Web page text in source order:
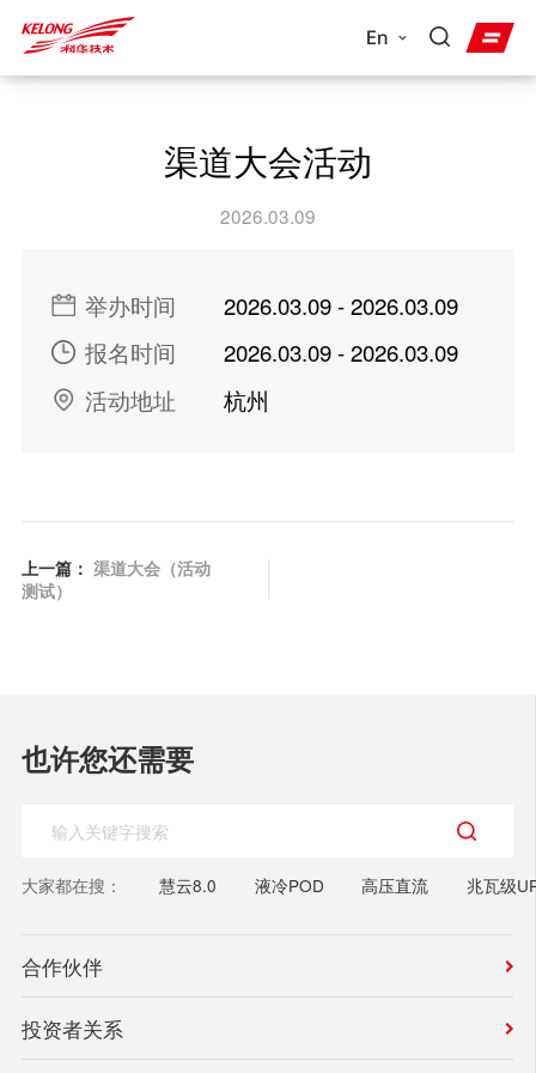
En
渠道大会活动
2026.03.09
举办时间
2026.03.09 - 2026.03.09
报名时间
2026.03.09 - 2026.03.09
活动地址
杭州
上一篇： 渠道大会（活动
测试）
也许您还需要
大家都在搜： 慧云8.0 液冷POD 高压直流 兆瓦级
合作伙伴
投资者关系